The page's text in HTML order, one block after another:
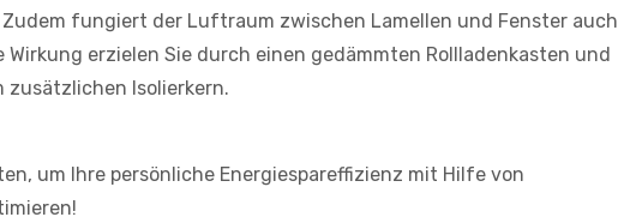
Zudem fungiert der Luftraum zwischen Lamellen und Fenster auch
Wirkung erzielen Sie durch einen gedämmten Rollladenkasten und
zusätzlichen Isolierkern.
um Ihre persönliche Energiespareffizienz mit Hilfe von